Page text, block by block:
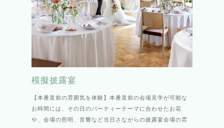
模擬披露宴
【本番直前の雰囲気を体験】本番直前の会場見学が可能な
お時間には、その日のパーティーテーマに合わせたお花
や、会場の照明、音響など当日さながらの披露宴会場の雰